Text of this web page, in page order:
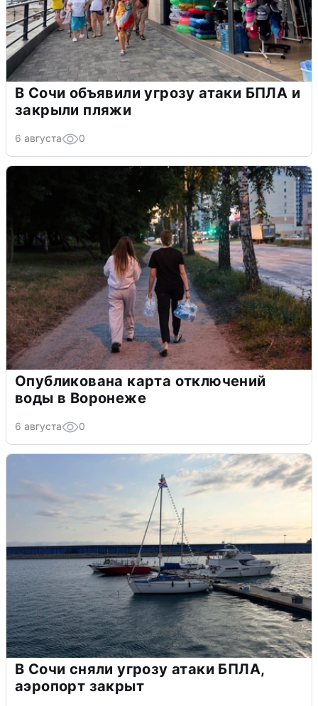
В Сочи объявили угрозу атаки БПЛА и
закрыли пляжи
6 августа 0
Опубликована карта отключений
воды в Воронеже
6 августа 0
В Сочи сняли угрозу атаки БПЛА,
аэропорт закрыт